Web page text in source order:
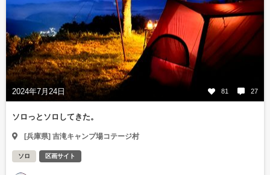
2024年7月24日 81 27
ソロっとソロしてきた。
[兵庫県] 吉滝キャンプ場コテージ村
ソロ 区画サイト